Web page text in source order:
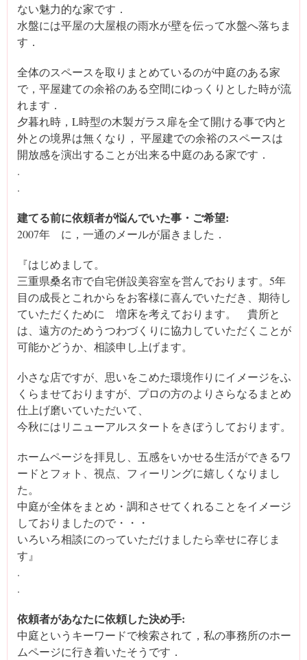
ない魅力的な家です．
水盤には平屋の大屋根の雨水が壁を伝って水盤へ落ちま
す．
全体のスペースを取りまとめているのが中庭のある家
で，平屋建ての余裕のある空間にゆっくりとした時が流
れます．
夕暮れ時，L時型の木製ガラス扉を全て開ける事で内と
外との境界は無くなり， 平屋建での余裕のスペースは
開放感を演出することが出来る中庭のある家です．
.
.
建てる前に依頼者が悩んでいた事・ご希望:
2007年 に，一通のメールが届きました．
『はじめまして。
三重県桑名市で自宅併設美容室を営んでおります。5年
目の成長とこれからをお客様に喜んでいただき、期待し
ていただくために 増床を考えております。 貴所と
は、遠方のためうつわづくりに協力していただくことが
可能かどうか、相談申し上げます。
小さな店ですが、思いをこめた環境作りにイメージをふ
くらませておりますが、プロの方のよりさらなるまとめ
仕上げ磨いていただいて、
今秋にはリニューアルスタートをきぼうしております。
ホームページを拝見し、五感をいかせる生活ができるワ
ードとフォト、視点、フィーリングに嬉しくなりまし
た。
中庭が全体をまとめ・調和させてくれることをイメージ
しておりましたので・・・
いろいろ相談にのっていただけましたら幸せに存じま
す』
.
.
依頼者があなたに依頼した決め手:
中庭というキーワードで検索されて，私の事務所のホー
ムページに行き着いたそうです．